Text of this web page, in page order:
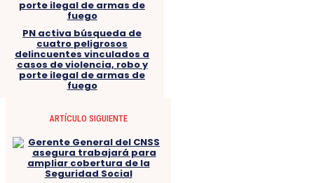
PN activa búsqueda de
cuatro peligrosos
delincuentes vinculados a
casos de violencia, robo y
porte ilegal de armas de
fuego
ARTÍCULO SIGUIENTE